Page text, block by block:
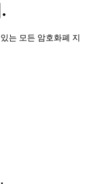
.
는 모든 암호화폐 지